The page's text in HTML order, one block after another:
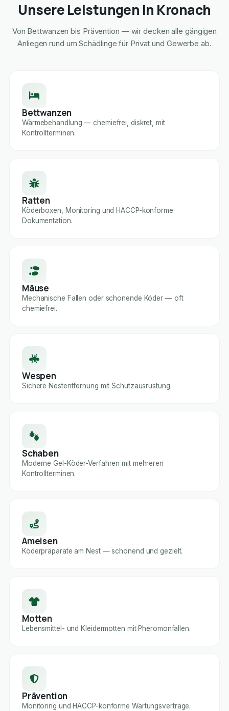
Unsere Leistungen in Kronach
Von Bettwanzen bis Prävention — wir decken alle gängigen
Anliegen rund um Schädlinge für Privat und Gewerbe ab.
Bettwanzen
Wärmebehandlung — chemiefrei, diskret, mit
Kontrollterminen.
Ratten
Köderboxen, Monitoring und HACCP-konforme
Dokumentation.
Mäuse
Mechanische Fallen oder schonende Köder — oft
chemiefrei.
Wespen
Sichere Nestentfernung mit Schutzausrüstung.
Schaben
Moderne Gel-Köder-Verfahren mit mehreren
Kontrollterminen.
Ameisen
Köderpräparate am Nest — schonend und gezielt.
Motten
Lebensmittel- und Kleidermotten mit Pheromonfallen.
Prävention
Monitoring und HACCP-konforme Wartungsverträge.